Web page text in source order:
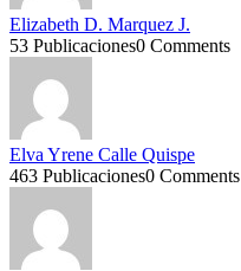
Elizabeth D. Marquez J.
53 Publicaciones0 Comments
Elva Yrene Calle Quispe
463 Publicaciones0 Comments